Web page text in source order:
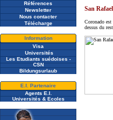
Références
Newsletter
Nous contacter
Télécharge
Information
Visa
Universités
Les Etudiants suédoises -
CSN
Bildungsurlaub
E.I. Partenaire
Agents E.I.
Universités & Ecoles
San
Coronado
dessus du